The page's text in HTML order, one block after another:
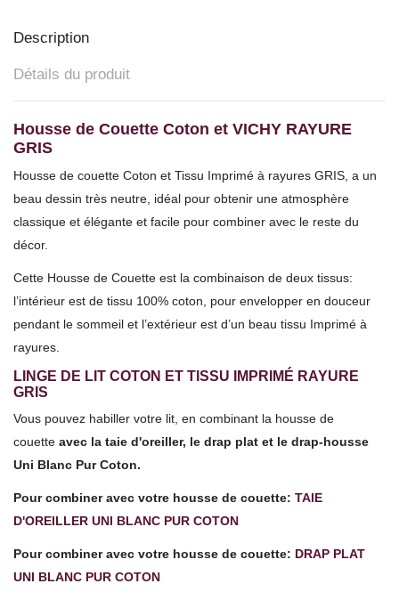
Description
Détails du produit
Housse de Couette Coton et VICHY RAYURE
GRIS
Housse de couette Coton et Tissu Imprimé à rayures GRIS, a un
beau dessin très neutre, idéal pour obtenir une atmosphère
classique et élégante et facile pour combiner avec le reste du
décor.
Cette Housse de Couette est la combinaison de deux tissus:
l’intérieur est de tissu 100% coton, pour envelopper en douceur
pendant le sommeil et l’extérieur est d’un beau tissu Imprimé à
rayures.
LINGE DE LIT COTON ET TISSU IMPRIMÉ RAYURE
GRIS
Vous pouvez habiller votre lit, en combinant la housse de
couette avec la taie d'oreiller, le drap plat et le drap-housse
Uni Blanc Pur Coton.
Pour combiner avec votre housse de couette: TAIE
D'OREILLER UNI BLANC PUR COTON
Pour combiner avec votre housse de couette: DRAP PLAT
UNI BLANC PUR COTON